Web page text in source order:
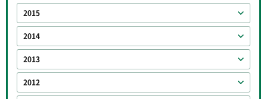
2015
2014
2013
2012